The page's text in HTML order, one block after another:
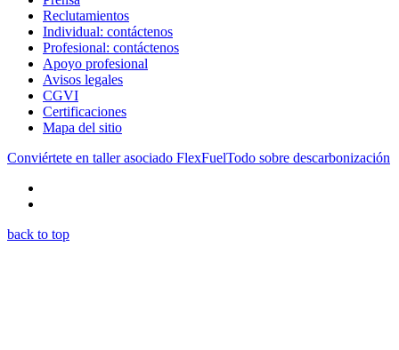
Reclutamientos
Individual: contáctenos
Profesional: contáctenos
Apoyo profesional
Avisos legales
CGVI
Certificaciones
Mapa del sitio
Conviértete en taller asociado FlexFuelTodo sobre descarbonización
back to top